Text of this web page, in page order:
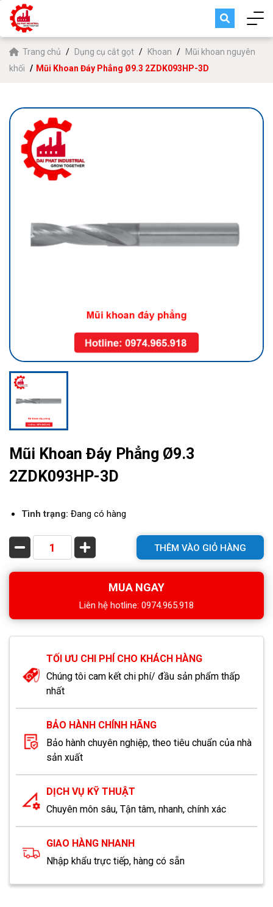
Trang chủ Dụng cụ cắt gọt Khoan
Mũi khoan nguyên
khối
Mũi Khoan Đáy Phẳng Ø9.3 2ZDK093HP-3D
Mũi Khoan Đáy Phẳng Ø9.3
2ZDK093HP-3D
Tình trạng: Đang có hàng
THÊM VÀO GIỎ HÀNG
MUA NGAY
Liên hệ hotline: 0974.965.918
TỐI ƯU CHI PHÍ CHO KHÁCH HÀNG
Chúng tôi cam kết chi phí/ đầu sản phẩm thấp
nhất
BẢO HÀNH CHÍNH HÃNG
Bảo hành chuyên nghiệp, theo tiêu chuẩn của nhà
sản xuất
DỊCH VỤ KỸ THUẬT
Chuyên môn sâu, Tận tâm, nhanh, chính xác
GIAO HÀNG NHANH
Nhập khẩu trực tiếp, hàng có sẵn